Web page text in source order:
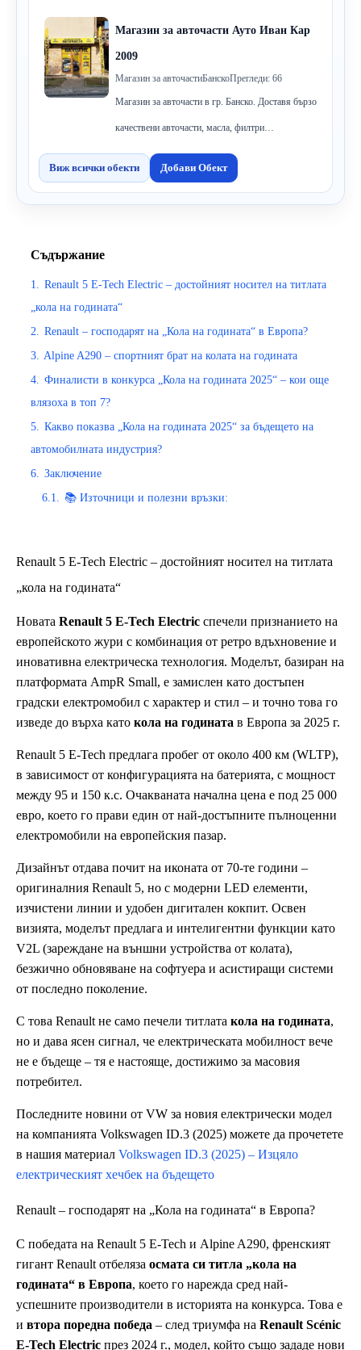
Магазин за авточасти Ауто Иван Кар
2009
Магазин за авточастиБанскоПрегледи: 66
Магазин за авточасти в гр. Банско. Доставя бързо
качествени авточасти, масла, филтри…
Виж всички обекти Добави Обект
Съдържание
1.
Renault 5 E-Tech Electric – достойният носител на титлата
„кола на годината“
2.
Renault – господарят на „Кола на годината“ в Европа?
3.
Alpine A290 – спортният брат на колата на годината
4.
Финалисти в конкурса „Кола на годината 2025“ – кои още
влязоха в топ 7?
5.
Какво показва „Кола на годината 2025“ за бъдещето на
автомобилната индустрия?
6.
Заключение
6.1.
📚 Източници и полезни връзки:
Renault 5 E-Tech Electric – достойният носител на титлата
„кола на годината“
Новата Renault 5 E-Tech Electric спечели признанието на
европейското жури с комбинация от ретро вдъхновение и
иновативна електрическа технология. Моделът, базиран на
платформата AmpR Small, е замислен като достъпен
градски електромобил с характер и стил – и точно това го
изведе до върха като кола на годината в Европа за 2025 г.
Renault 5 E-Tech предлага пробег от около 400 км (WLTP),
в зависимост от конфигурацията на батерията, с мощност
между 95 и 150 к.с. Очакваната начална цена е под 25 000
евро, което го прави един от най-достъпните пълноценни
електромобили на европейския пазар.
Дизайнът отдава почит на иконата от 70-те години –
оригиналния Renault 5, но с модерни LED елементи,
изчистени линии и удобен дигитален кокпит. Освен
визията, моделът предлага и интелигентни функции като
V2L (зареждане на външни устройства от колата),
безжично обновяване на софтуера и асистиращи системи
от последно поколение.
С това Renault не само печели титлата кола на годината,
но и дава ясен сигнал, че електрическата мобилност вече
не е бъдеще – тя е настояще, достижимо за масовия
потребител.
Последните новини от VW за новия електрически модел
на компанията Volkswagen ID.3 (2025) можете да прочетете
в нашия материал Volkswagen ID.3 (2025) – Изцяло
електрическият хечбек на бъдещето
Renault – господарят на „Кола на годината“ в Европа?
С победата на Renault 5 E-Tech и Alpine A290, френският
гигант Renault отбеляза осмата си титла „кола на
годината“ в Европа, което го нарежда сред най-
успешните производители в историята на конкурса. Това е
и втора поредна победа – след триумфа на Renault Scénic
E-Tech Electric през 2024 г., модел, който също зададе нови